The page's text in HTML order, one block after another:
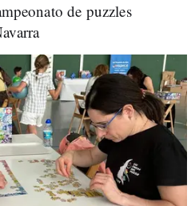
de puzzles